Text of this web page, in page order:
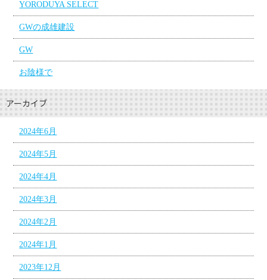
YORODUYA SELECT
GWの成雄建設
GW
お陰様で
アーカイブ
2024年6月
2024年5月
2024年4月
2024年3月
2024年2月
2024年1月
2023年12月